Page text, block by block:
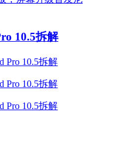
10.5拆解